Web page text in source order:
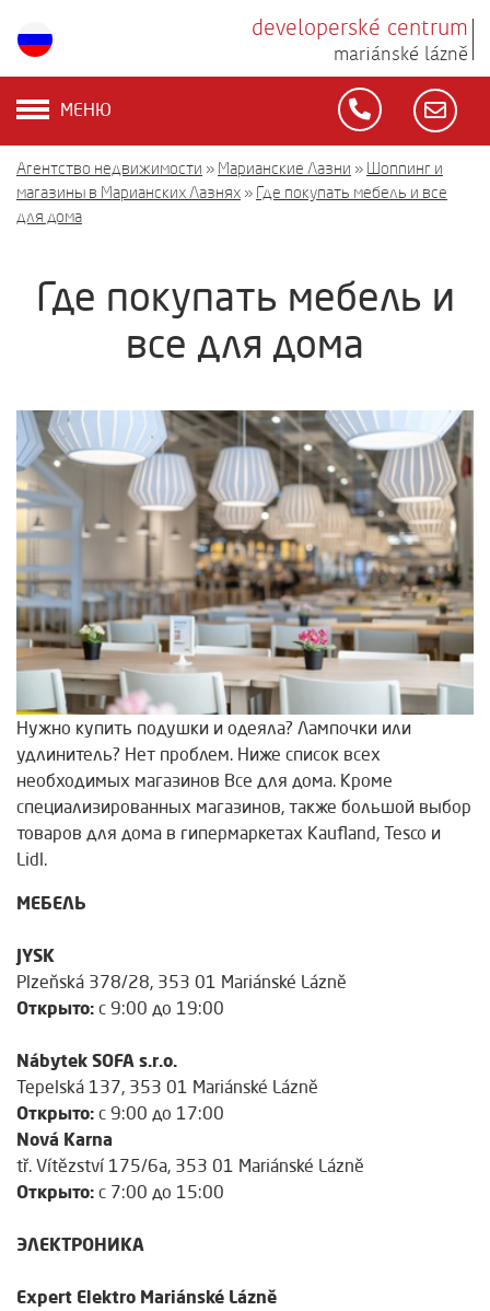
developerské centrum
mariánské lázně
МЕНЮ
Агентство недвижимости » Марианские Лазни » Шоппинг и
магазины в Марианских Лазнях » Где покупать мебель и все
для дома
Где покупать мебель и
все для дома
Нужно купить подушки и одеяла? Лампочки или
удлинитель? Нет проблем. Ниже список всех
необходимых магазинов Все для дома. Кроме
специализированных магазинов, также большой выбор
товаров для дома в гипермаркетах Kaufland, Tesco и
Lidl.
МЕБЕЛЬ
JYSK
Plzeňská 378/28, 353 01 Mariánské Lázně
Открыто: с 9:00 до 19:00
Nábytek SOFA s.r.o.
Tepelská 137, 353 01 Mariánské Lázně
Открыто: с 9:00 до 17:00
Nová Karna
tř. Vítězství 175/6a, 353 01 Mariánské Lázně
Открыто: с 7:00 до 15:00
ЭЛЕКТРОНИКА
Expert Elektro Mariánské Lázně